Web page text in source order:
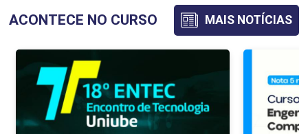
ÁLGEBRA LINEAR E GEOMETRIA
75
ADRIANO DAWISON DE LIMA
ANA PAULA SILVA CAPUCI
ACONTECE NO CURSO MAIS NOTÍCIAS